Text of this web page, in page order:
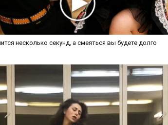
несколько секунд, а смеяться вы будете долго